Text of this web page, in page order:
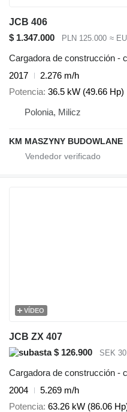
JCB 406
$ 1.347.000
PLN 125.000 ≈
Cargadora de construcción -
2017
2.276 m/h
Potencia 36.5 kW (49.66 Hp)
Polonia, Milicz
KM MASZYNY BUDOWLANE
VÍDEO
JCB ZX 407
$ 126.900
SEK
Cargadora de construcción -
2004
5.269 m/h
Potencia 63.26 kW (86.06